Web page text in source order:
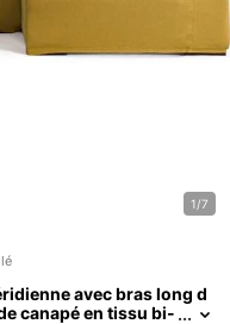
1/7
avec bras long d
canapé en tissu bi-